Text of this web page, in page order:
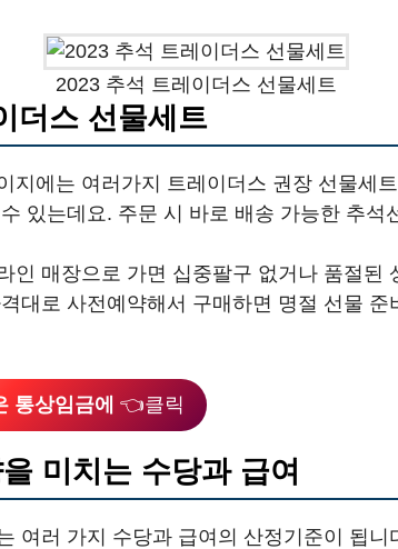
2023 추석 트레이더스 선물세트
더스 선물세트
지에는 여러가지 트레이더스 권장 선물세
있는데요. 주문 시 바로 배송 가능한 추석
인 매장으로 가면 십중팔구 없거나 품절된
대로 사전예약해서 구매하면 명절 선물 준
통상임금에 👈클릭
미치는 수당과 급여
여러 가지 수당과 급여의 산정기준이 됩니